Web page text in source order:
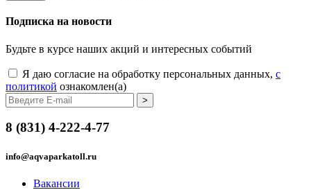
Подписка на новости
Будьте в курсе наших акций и интересных событий
Я даю согласие на обработку персональных данных, c
политикой ознакомлен(а)
8 (831) 4-222-4-77
info@aqvaparkatoll.ru
Вакансии